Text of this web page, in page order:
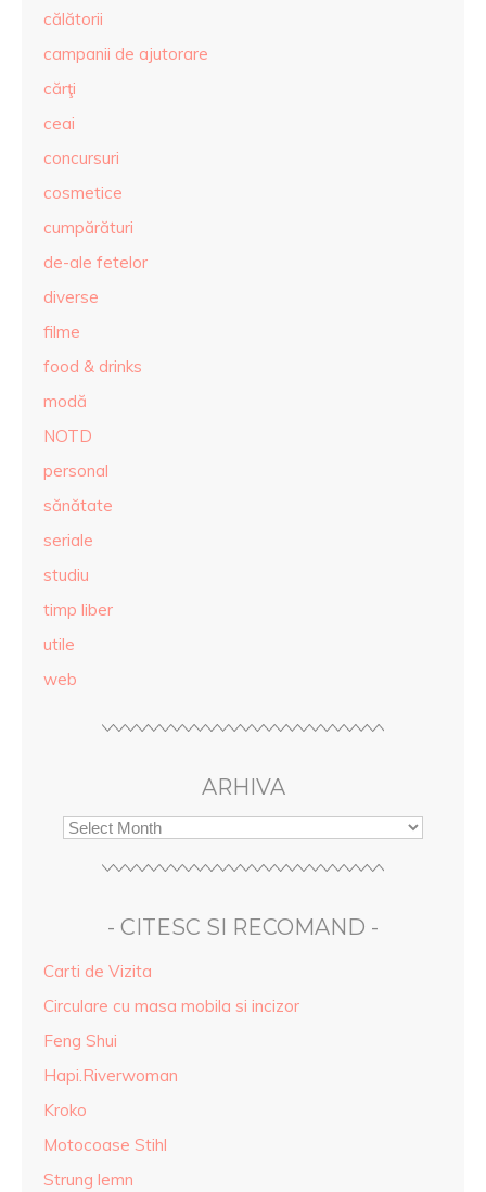
călătorii
campanii de ajutorare
cărţi
ceai
concursuri
cosmetice
cumpărături
de-ale fetelor
diverse
filme
food & drinks
modă
NOTD
personal
sănătate
seriale
studiu
timp liber
utile
web
ARHIVA
- CITESC SI RECOMAND -
Carti de Vizita
Circulare cu masa mobila si incizor
Feng Shui
Hapi.Riverwoman
Kroko
Motocoase Stihl
Strung lemn